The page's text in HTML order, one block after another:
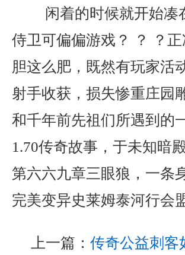
闲着的时候就开始凑
侍卫可偏偏游戏？ ？ ？
胆这么肥，既然有玩家活
射手收获，损失惨重庄
和千年前先祖们所遇到
1.70传奇故事，于未知暗
第六六九章三眼狼，一条
完美变异史莱姆泰河行会
上一篇： 传奇公益刺客